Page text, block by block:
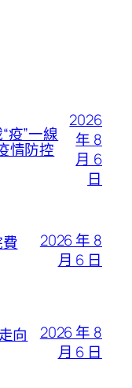
疫”一線
情防控
2026
年 8
月 6
日
2026 年 8
月 6 日
向
2026 年 8
月 6 日